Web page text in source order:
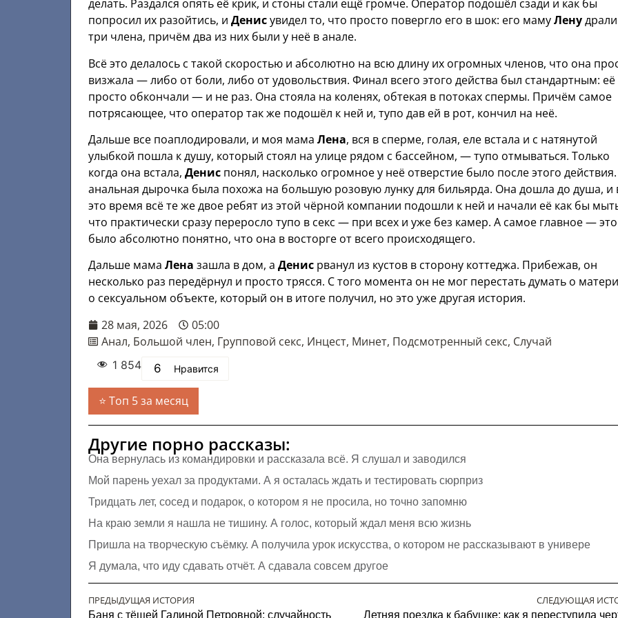
делать. Раздался опять её крик, и стоны стали ещё громче. Оператор подошёл сзади и как бы
попросил их разойтись, и Денисувидел то, что просто повергло его в шок: его мамуЛену
три члена, причём два из них были у неё в анале.
Всё это делалось с такой скоростью и абсолютно на всю длину их огромных членов, что она
визжала — либо от боли, либо от удовольствия. Финал всего этого действа был стандартным: её
просто обкончали — и не раз. Она стояла на коленях, обтекая в потоках спермы. Причём самое
потрясающее, что оператор так же подошёл к ней и, тупо дав ей в рот, кончил на неё.
Дальше все поаплодировали, и моя мама Лена, вся в сперме, голая, еле встала и с натянутой
улыбкой пошла к душу, который стоял на улице рядом с бассейном, — тупо отмываться. Только
когда она встала, Денис понял, насколько огромное у неё отверстие было после этого
анальная дырочка была похожа на большую розовую лунку для бильярда. Она дошла до душа, и
это время всё те же двое ребят из этой чёрной компании подошли к ней и начали её как бы
что практически сразу переросло тупо в секс — при всех и уже без камер. А самое главное — это
было абсолютно понятно, что она в восторге от всего происходящего.
Дальше мама Лена зашла в дом, а Денис рванул из кустов в сторону коттеджа. Прибежав, он
несколько раз передёрнул и просто трясся. С того момента он не мог перестать думать о
о сексуальном объекте, который он в итоге получил, но это уже другая история.
28 мая, 2026
05:00
Анал, Большой член, Групповой секс, Инцест, Минет, Подсмотренный секс, Случай
1 854 6 Нравится
Топ 5 за месяц
Другие порно рассказы:
Она вернулась из командировки и рассказала всё. Я слушал и заводился
Мой парень уехал за продуктами. А я осталась ждать и тестировать сюрприз
Тридцать лет, сосед и подарок, о котором я не просила, но точно запомню
На краю земли я нашла не тишину. А голос, который ждал меня всю жизнь
Пришла на творческую съёмку. А получила урок искусства, о котором не рассказывают в универе
Я думала, что иду сдавать отчёт. А сдавала совсем другое
ПРЕДЫДУЩАЯ ИСТОРИЯ
Баня с тёщей Галиной Петровной: случайность
СЛЕДУЮЩАЯ